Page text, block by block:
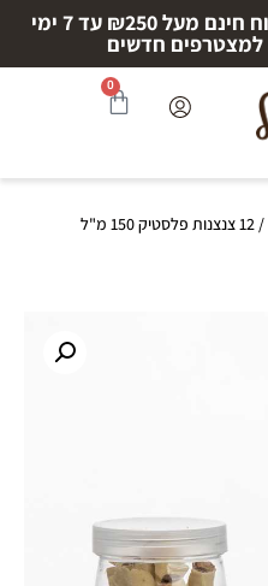
מינימום הזמנה ₪150 | משלוח חינם מעל ₪250 עד 7 ימי
0
/ 12 צנצנות פלסטיק 150 מ"ל